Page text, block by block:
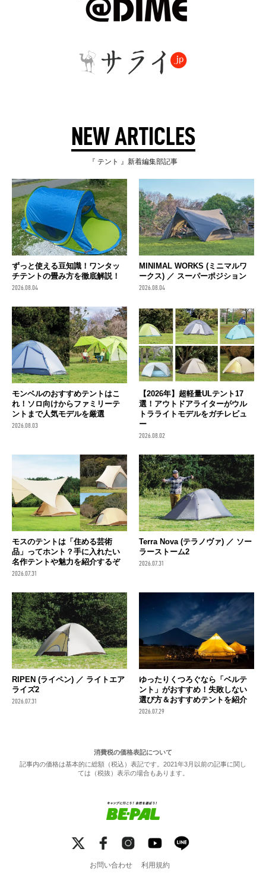
NEW ARTICLES
『 テント 』新着編集部記事
ずっと使える豆知識！ワンタッ
チテントの畳み方を徹底解説！
2026.08.04
MINIMAL WORKS (ミニマルワ
ークス) ／ スーパーポジション
2026.08.04
モンベルのおすすめテントはこ
れ！ソロ向けからファミリーテ
ントまで人気モデルを厳選
2026.08.03
【2026年】超軽量ULテント17
選！アウトドアライターがウル
トラライトモデルをガチレビュ
ー
2026.08.02
モスのテントは「住める芸術
品」ってホント？手に入れたい
名作テントや魅力を紹介するぞ
2026.07.31
Terra Nova (テラノヴァ) ／ ソー
ラーストーム2
2026.07.31
RIPEN (ライペン) ／ ライトエア
ライズ2
2026.07.31
ゆったりくつろぐなら「ベルテ
ント」がおすすめ！失敗しない
選び方＆おすすめテントを紹介
2026.07.29
消費税の価格表記について
記事内の価格は基本的に総額（税込）表記です。2021年3月以前の記事に関し
ては（税抜）表示の場合もあります。
お問い合わせ 利用規約